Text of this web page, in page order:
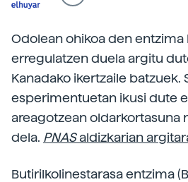
Odolean ohikoa den
erregulatzen duela argitu
Kanadako ikertzaile batzuek.
esperimentuetan ikusi dute
areagotzean oldarkortasuna
dela. PNASaldizkarian
Butirilkolinestarasa entzima